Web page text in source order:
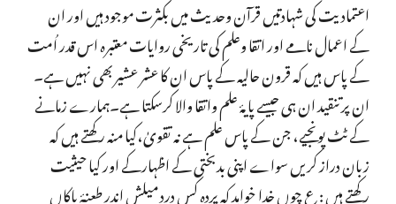
اعتمادیت کی شہادتیں قرآن وحدیث میں بکثرت موجود ہیں اور ان
کے اعمال نامے اور اتقا وعلم کی تاریخی روایات معتبرہ اس قدر اُمت
کے پاس ہیں کہ قرون حالیہ کے پاس ان کا عشر عشیربھی نہیں ہے۔
ان پر تنقید ان ہی جیسے پایۂ علم واتقا والا کرسکتا ہے۔ہمارے زمانے
کے ٹٹ پونجیے، جن کے پاس علم ہے نہ تقویٰ،کیا منہ رکھتے ہیں کہ
زبان دراز کریں سواے اپنی بدبختی کے اظہارکے اور کیا حیثیت
رکھتے ہیں : ع چوں خدا خواہد کہ پردہ کس درد میلش اندر طعنۂ پاکاں